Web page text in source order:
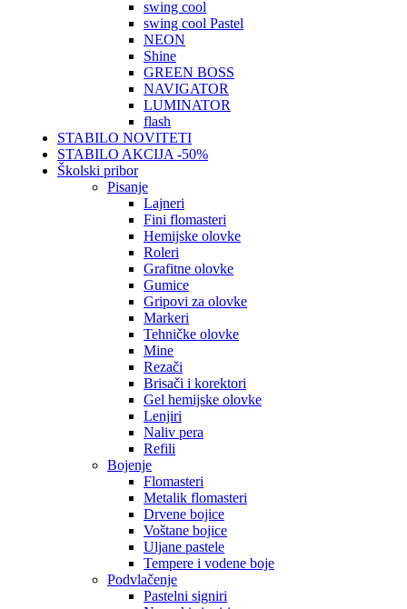
swing cool
swing cool Pastel
NEON
Shine
GREEN BOSS
NAVIGATOR
LUMINATOR
flash
STABILO NOVITETI
STABILO AKCIJA -50%
Školski pribor
Pisanje
Lajneri
Fini flomasteri
Hemijske olovke
Roleri
Grafitne olovke
Gumice
Gripovi za olovke
Markeri
Tehničke olovke
Mine
Rezači
Brisači i korektori
Gel hemijske olovke
Lenjiri
Naliv pera
Refili
Bojenje
Flomasteri
Metalik flomasteri
Drvene bojice
Voštane bojice
Uljane pastele
Tempere i vodene boje
Podvlačenje
Pastelni signiri